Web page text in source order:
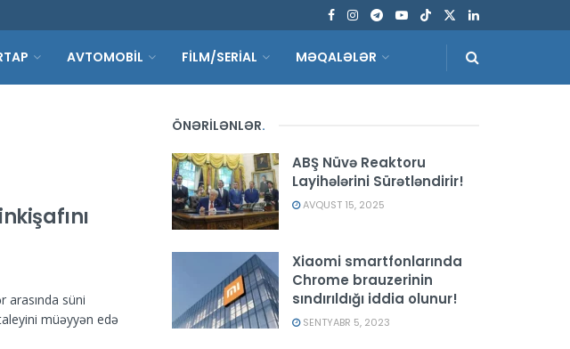
AVTOMOBİL FİLM/SERİAL MƏQALƏLƏR
arasında süni
müəyyən edə
ÖNƏRİLƏNLƏR.
ABŞ Nüvə Reaktoru
Layihələrini Sürətləndirir!
AVQUST 15, 2025
Xiaomi smartfonlarında
Chrome brauzerinin
sındırıldığı iddia olunur!
SENTYABR 5, 2023